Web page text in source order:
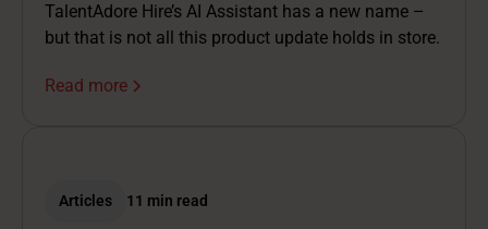
TalentAdore Hire’s AI Assistant has a new name –
but that is not all this product update holds in store.
Read more
Articles 11 min read